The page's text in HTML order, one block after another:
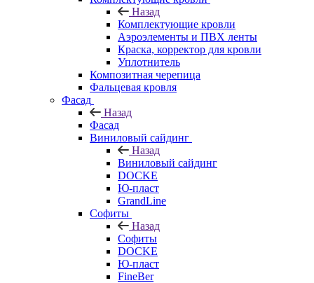
Назад
Комплектующие кровли
Аэроэлементы и ПВХ ленты
Краска, корректор для кровли
Уплотнитель
Композитная черепица
Фальцевая кровля
Фасад
Назад
Фасад
Виниловый сайдинг
Назад
Виниловый сайдинг
DOCKE
Ю-пласт
GrandLine
Софиты
Назад
Софиты
DOCKE
Ю-пласт
FineBer